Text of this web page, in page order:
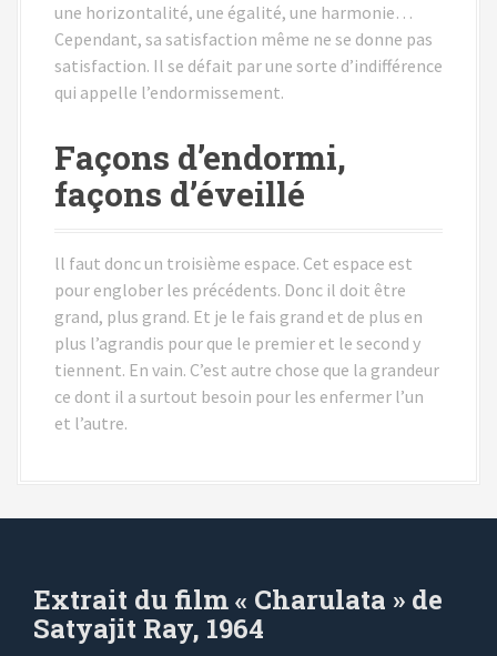
une horizontalité, une égalité, une harmonie…
Cependant, sa satisfaction même ne se donne pas
satisfaction. Il se défait par une sorte d’indifférence
qui appelle l’endormissement.
Façons d’endormi,
façons d’éveillé
ll faut donc un troisième espace. Cet espace est
pour englober les précédents. Donc il doit être
grand, plus grand. Et je le fais grand et de plus en
plus l’agrandis pour que le premier et le second y
tiennent. En vain. C’est autre chose que la grandeur
ce dont il a surtout besoin pour les enfermer l’un
et l’autre.
Extrait du film « Charulata » de
Satyajit Ray, 1964